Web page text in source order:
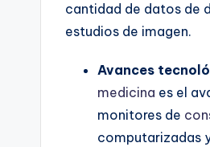
cantidad de datos de
estudios de imagen.
Avances
medicina es el
monitores de
computarizadas